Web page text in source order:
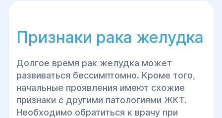
Признаки рака желудка
Долгое время рак желудка может
развиваться бессимптомно. Кроме того,
начальные проявления имеют схожие
признаки с другими патологиями ЖКТ.
Необходимо обратиться к врачу при